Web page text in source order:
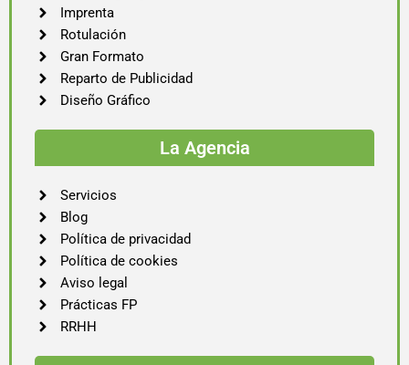
Imprenta
Rotulación
Gran Formato
Reparto de Publicidad
Diseño Gráfico
La Agencia
Servicios
Blog
Política de privacidad
Política de cookies
Aviso legal
Prácticas FP
RRHH